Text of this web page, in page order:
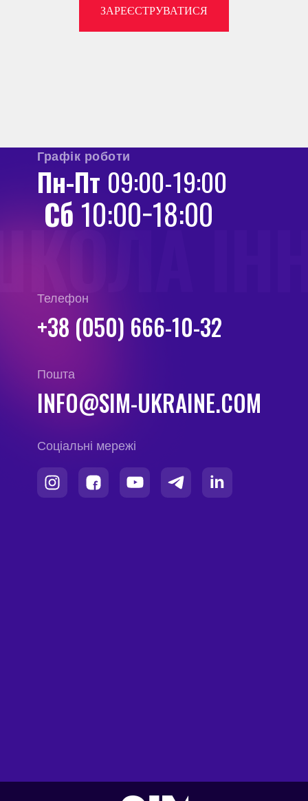
ЗАРЕЄСТРУВАТИСЯ
Телефон
+38 (050) 666-10-32
Пошта
INFO@SIM-UKRAINE.COM
Соціальні мережі
Пн-Пт 09:00-19:00
Сб 10:00−18:00
Графік роботи